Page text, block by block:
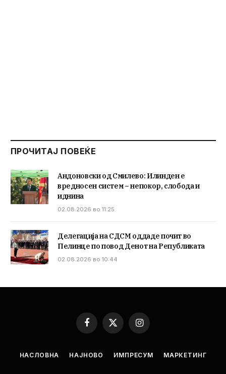
ПРОЧИТАЈ ПОВЕЌЕ
Андоновски од Смилево: Илинден е
вредносен систем – непокор, слобода и
иднина
02.08.2026 во 11:25
Делегација на СДСМ оддаде почит во
Пелинце по повод Денот на Републиката
02.08.2026 во 10:44
Facebook
X
Instagram
НАСЛОВНА НАЈНОВО ИМПРЕСУМ МАРКЕТИНГ